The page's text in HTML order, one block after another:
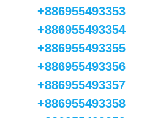
+886955493353
+886955493354
+886955493355
+886955493356
+886955493357
+886955493358